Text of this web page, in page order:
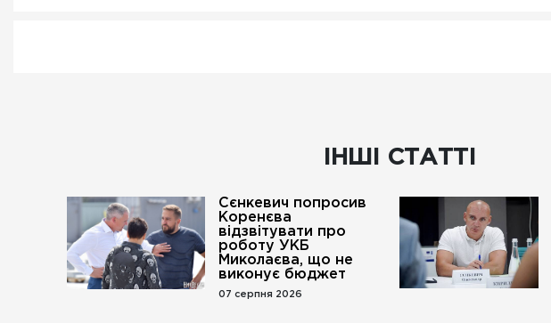
ІНШІ СТАТТІ
Сєнкевич попросив
Коренєва
відзвітувати про
роботу УКБ
Миколаєва, що не
виконує бюджет
07 серпня 2026